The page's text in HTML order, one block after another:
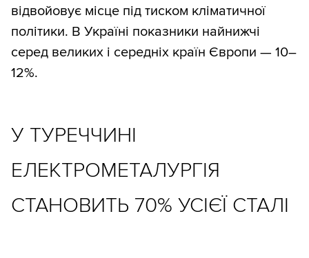
відвойовує місце під тиском кліматичної
політики. В Україні показники найнижчі
серед великих і середніх країн Європи — 10–
12%.
У ТУРЕЧЧИНІ
ЕЛЕКТРОМЕТАЛУРГІЯ
СТАНОВИТЬ 70% УСІЄЇ СТАЛІ